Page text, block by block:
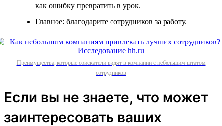
как ошибку превратить в урок.
Главное: благодарите сотрудников за работу.
Преимущества, которые соискатели видят в компании с небольшим штатом
сотрудников
Если вы не знаете, что может
заинтересовать ваших